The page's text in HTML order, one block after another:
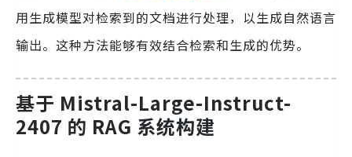
用生成模型对检索到的文档进行处理，以生成自然语言
输出。这种方法能够有效结合检索和生成的优势。
基于 Mistral-Large-Instruct-
2407 的 RAG 系统构建